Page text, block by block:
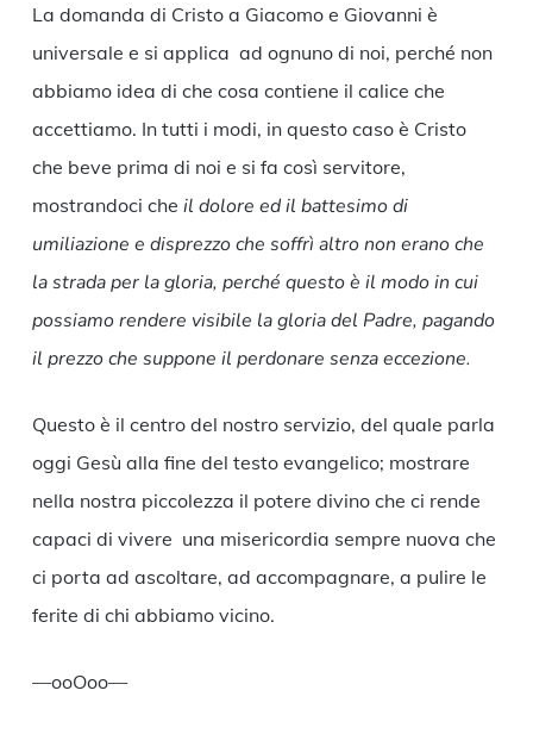
La domanda di Cristo a Giacomo e Giovanni è
universale e si applica ad ognuno di noi, perché non
abbiamo idea di che cosa contiene il calice che
accettiamo. In tutti i modi, in questo caso è Cristo
che beve prima di noi e si fa così servitore,
mostrandoci che il dolore ed il battesimo di
umiliazione e disprezzo che soffrì altro non erano che
la strada per la gloria, perché questo è il modo in cui
possiamorendere visibile la gloria del Padre, pagando
il prezzo che suppone il perdonare senza eccezione.
Questo è il centro del nostro servizio, del quale parla
oggi Gesù alla fine del testo evangelico; mostrare
nella nostra piccolezza il potere divino che ci rende
capaci di vivere una misericordia sempre nuova che
ci porta ad ascoltare, ad accompagnare, a pulire le
ferite di chi abbiamo vicino.
—ooOoo—